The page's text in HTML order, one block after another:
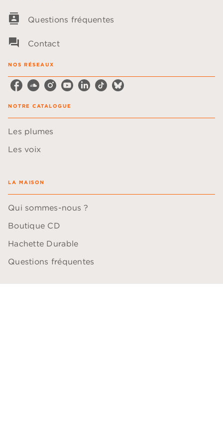
contacts Questions fréquentes
question_answer Contact
NOS RÉSEAUX
NOTRE CATALOGUE
Les plumes
Les voix
LA MAISON
Qui sommes-nous ?
Boutique CD
Hachette Durable
Questions fréquentes